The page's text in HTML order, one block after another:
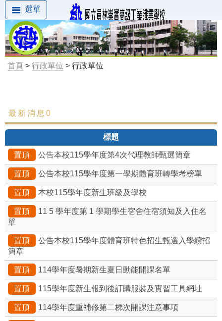
選單
首頁 > 行政單位 > 行政單位
最新消息
最新消息0
標題
置頂 公告本校115學年度第4次代理教師甄選簡章
置頂 公告本校115學年度第一學期體育班轉學考榜單
置頂 本校115學年度新生班級及學校
置頂
11 5 學年度第 1 學期學生宿舍住宿須知及入住名
單
置頂
公告本校115學年度體育班特色招生甄選入學續招
簡章
置頂 114學年度暑期新生夏日動能開課名單
置頂 115學年度新生報到後訂購服裝及實習工具網址
置頂 114學年度重補修第二梯次開課注意事項